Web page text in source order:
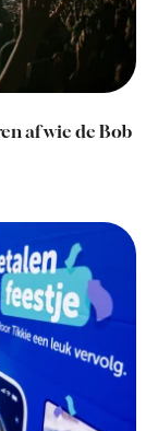
af wie de Bob